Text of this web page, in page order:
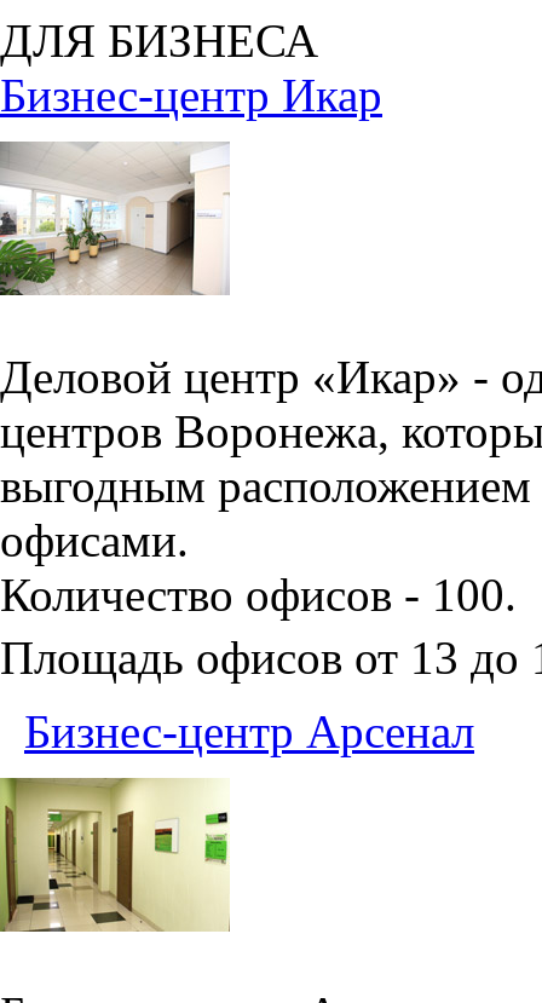
ДЛЯ БИЗНЕСА
Бизнес-центр Икар
Деловой центр «Икар» -
центров Воронежа,
выгодным
офисами.
Количество офисов - 100.
Площадь офисов от 13 до
Бизнес-центр Арсенал